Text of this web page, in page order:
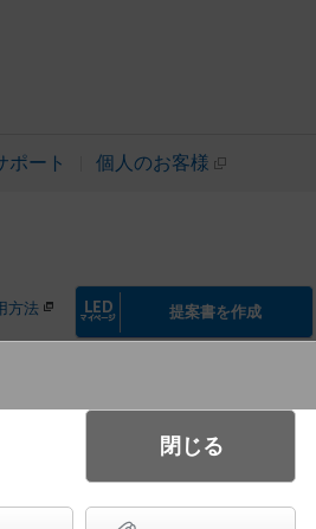
ポート 個人のお客様
方法 提案書を作成
ト 浅型10H・ビーム角45度・
φ100 パネル付型 白熱電球60
閉じる